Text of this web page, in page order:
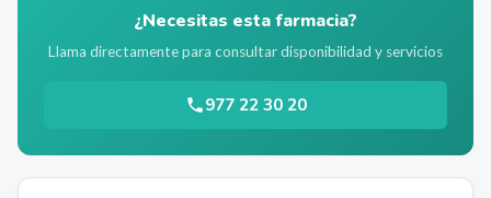
¿Necesitas esta farmacia?
Llama directamente para consultar disponibilidad y servicios
977 22 30 20